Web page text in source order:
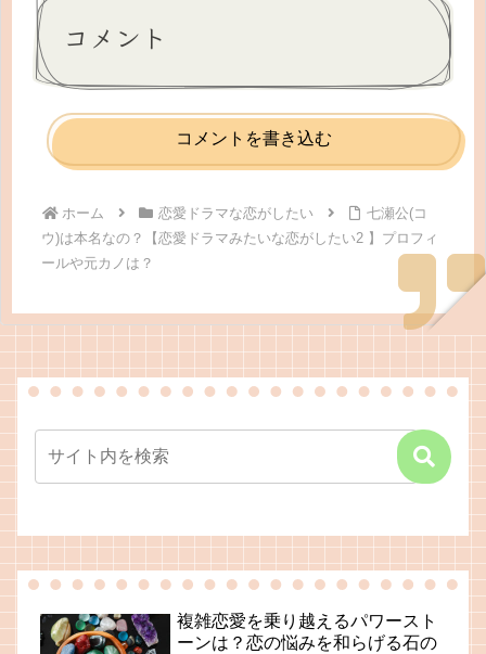
コメント
コメントを書き込む
ホーム 恋愛ドラマな恋がしたい
七瀬公(コ
ウ)は本名なの？【恋愛ドラマみたいな恋がしたい2 】プロフィ
ールや元カノは？
複雑恋愛を乗り越えるパワースト
ーンは？恋の悩みを和らげる石の